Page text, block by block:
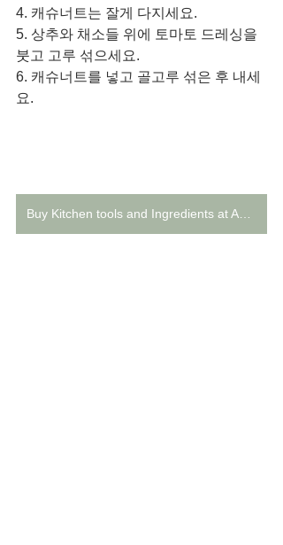
4. 캐슈너트는 잘게 다지세요.
5. 상추와 채소들 위에 토마토 드레싱을
붓고 고루 섞으세요.
6. 캐슈너트를 넣고 골고루 섞은 후 내세
요.